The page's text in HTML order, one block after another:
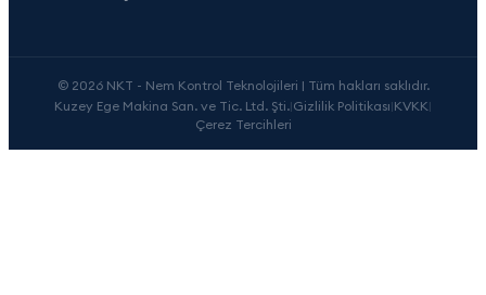
© 2026 NKT - Nem Kontrol Teknolojileri | Tüm hakları saklıdır.
Kuzey Ege Makina San. ve Tic. Ltd. Şti.|Gizlilik Politikası|KVKK|
Çerez Tercihleri